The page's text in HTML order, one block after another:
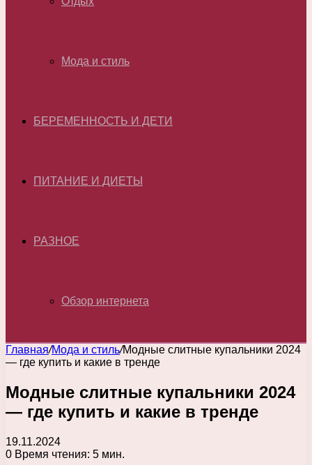
Мода и стиль
БЕРЕМЕННОСТЬ И ДЕТИ
ПИТАНИЕ И ДИЕТЫ
РАЗНОЕ
Обзор интернета
Главная/Мода и стиль/Модные слитные купальники 2024
— где купить и какие в тренде
Модные слитные купальники 2024
— где купить и какие в тренде
19.11.2024
0 Время чтения: 5 мин.